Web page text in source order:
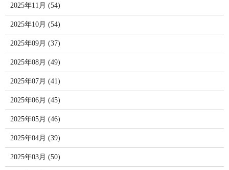
2025年11月 (54)
2025年10月 (54)
2025年09月 (37)
2025年08月 (49)
2025年07月 (41)
2025年06月 (45)
2025年05月 (46)
2025年04月 (39)
2025年03月 (50)